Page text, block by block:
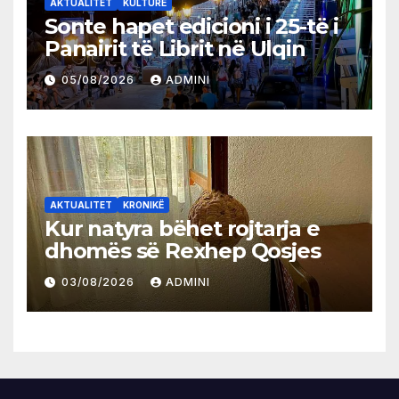
AKTUALITET KULTURË
Sonte hapet edicioni i 25-të i
Panairit të Librit në Ulqin
05/08/2026 ADMINI
AKTUALITET KRONIKË
Kur natyra bëhet rojtarja e
dhomës së Rexhep Qosjes
03/08/2026 ADMINI